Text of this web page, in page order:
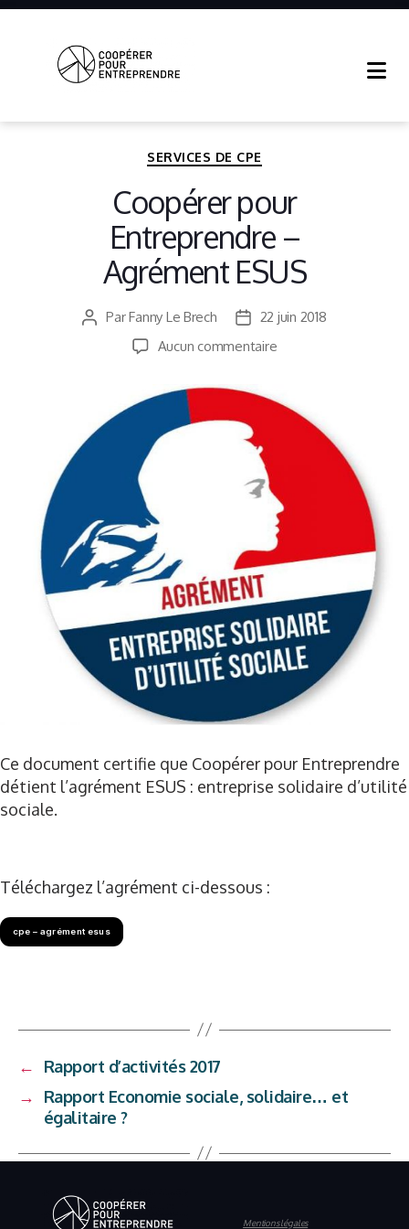
Entreprendre
Catégories
SERVICES DE CPE
Coopérer pour
Entreprendre –
Agrément ESUS
Auteur
ParFanny Le Brech
Date22 juin 2018
Aucun commentairesur
Entreprendre
Agrément
Ce document certifie que Coopérer pour Entreprendre
détient l’agrément ESUS : entreprise solidaire d’utilité
sociale.
Téléchargez l’agrément ci-dessous :
cpe – agrément esus
←
Rapport d’activités 2017
→
Rapport Economie sociale, solidaire… et
égalitaire ?
Mentions légales